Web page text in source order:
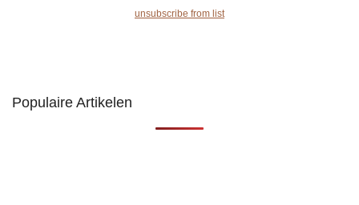
unsubscribe from list
Populaire Artikelen